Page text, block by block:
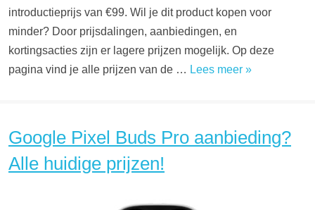
introductieprijs van €99. Wil je dit product kopen voor
minder? Door prijsdalingen, aanbiedingen, en
kortingsacties zijn er lagere prijzen mogelijk. Op deze
pagina vind je alle prijzen van de … Lees meer »
Google Pixel Buds Pro aanbieding?
Alle huidige prijzen!